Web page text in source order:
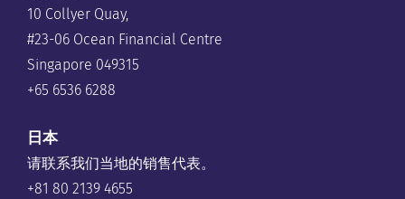
10 Collyer Quay,
#23-06 Ocean Financial Centre
Singapore 049315
+65 6536 6288
日本
请联系我们当地的销售代表。
+81 80 2139 4655